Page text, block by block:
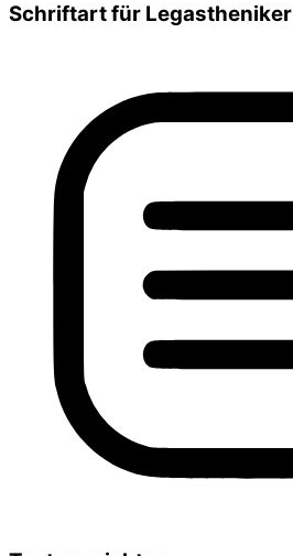
Schriftart für Legastheniker